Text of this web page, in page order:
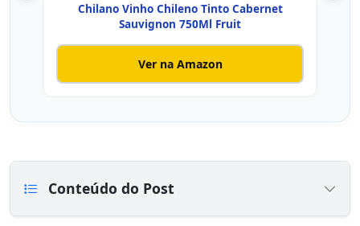
Chilano Vinho Chileno Tinto Cabernet
Sauvignon 750Ml Fruit
Ver na Amazon
Conteúdo do Post